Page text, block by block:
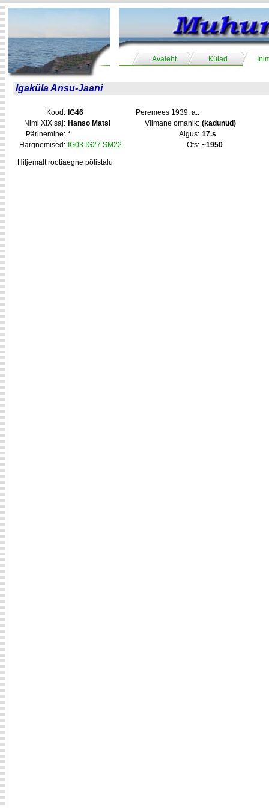
Avaleht Külad
Igaküla Ansu-Jaani
Kood: IG46
Peremees 1939. a.:
Nimi XIX saj: Hanso Matsi Viimane omanik: (kadunud)
Pärinemine: * Algus: 17.s
Hargnemised: IG03 IG27 SM22 Ots: ~1950
Hiljemalt rootiaegne põlistalu